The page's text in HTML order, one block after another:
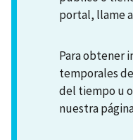
portal, llame
Para obtener
temporales
del tiempo u
nuestra